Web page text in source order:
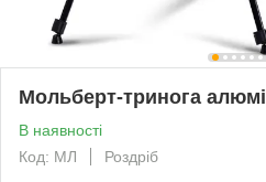
Мольберт-тринога
В наявності
Код: МЛ
Роздріб